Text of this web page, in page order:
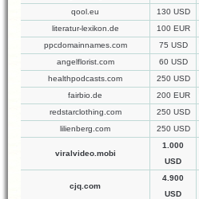
qool.eu
130 USD
literatur-lexikon.de
100 EUR
ppcdomainnames.com
75 USD
angelflorist.com
60 USD
healthpodcasts.com
250 USD
fairbio.de
200 EUR
redstarclothing.com
250 USD
lilienberg.com
250 USD
viralvideo.mobi
1.000
USD
cjq.com
4.900
USD